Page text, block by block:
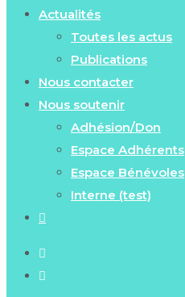
Actualités
Toutes les actus
Publications
Nous contacter
Nous soutenir
Adhésion/Don
Espace Adhérents
Espace Bénévoles
Interne (test)